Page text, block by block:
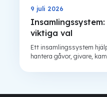
9 juli 2026
viktiga val
Ett insamlingssystem
hantera gåvor, givare,